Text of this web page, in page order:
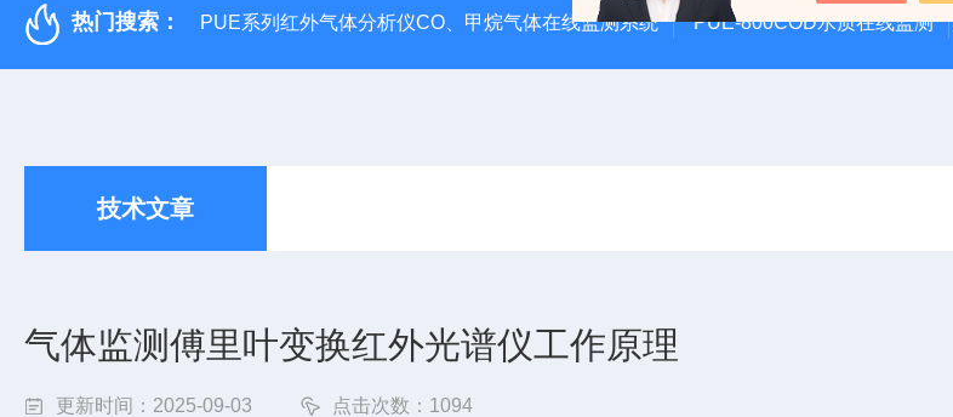
热门搜索： PUE系列红外气体分析仪CO、甲烷气体在线监测系统 PUE-800COD水质在线监测
技术文章
气体监测傅里叶变换红外光谱仪工作原理
更新时间：2025-09-03 点击次数：1094